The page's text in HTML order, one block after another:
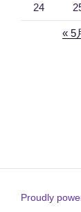
24
« 5
Proudly